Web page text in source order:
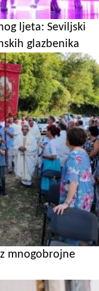
ljeta: Seviljski
glazbenika
mnogobrojne